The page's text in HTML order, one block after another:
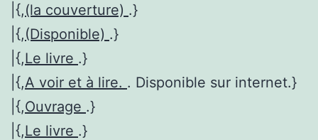
|{,(la couverture) .}
|{,(Disponible) .}
|{,Le livre .}
|{,A voir et à lire. . Disponible sur internet.}
|{,Ouvrage .}
|{,Le livre .}